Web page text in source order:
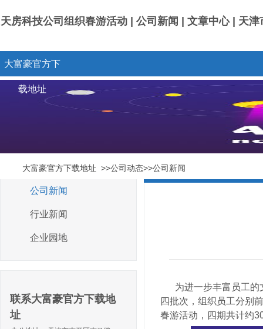
天房科技公司组织春游活动 | 公司新闻 | 文章中心 | 天
大富豪官方下
载地址
大富豪官方下载地址 >>公司动态>>公司新闻
为进一步丰富员工的
四批次，组织员工分别
春游活动，四期共计约
公司新闻
行业新闻
企业园地
联系大富豪官方下载地
址